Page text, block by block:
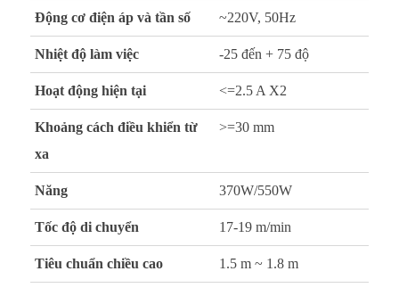
Động cơ điện áp và tần số ~220V, 50Hz
Nhiệt độ làm việc -25 đến + 75 độ
Hoạt động hiện tại <=2.5 A X2
Khoảng cách điều khiển từ
xa
>=30 mm
Năng 370W/550W
Tốc độ di chuyển 17-19 m/min
Tiêu chuẩn chiều cao 1.5 m ~ 1.8 m